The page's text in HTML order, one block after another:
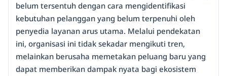
belum tersentuh dengan cara mengidentifikasi
kebutuhan pelanggan yang belum terpenuhi oleh
penyedia layanan arus utama. Melalui pendekatan
ini, organisasi ini tidak sekadar mengikuti tren,
melainkan berusaha memetakan peluang baru yang
dapat memberikan dampak nyata bagi ekosistem